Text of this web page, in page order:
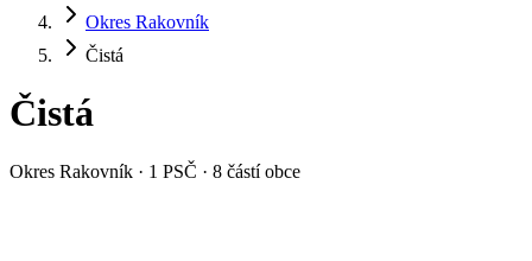
Okres Rakovník
Čistá
Čistá
Okres Rakovník · 1 PSČ · 8 částí obce